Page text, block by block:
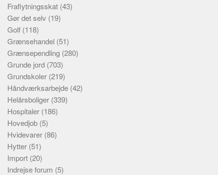
Fraflytningsskat (43)
Gør det selv (19)
Golf (118)
Grænsehandel (51)
Grænsependling (280)
Grunde jord (703)
Grundskoler (219)
Håndværksarbejde (42)
Helårsboliger (339)
Hospitaler (186)
Hovedjob (5)
Hvidevarer (86)
Hytter (51)
Import (20)
Indrejse forum (5)